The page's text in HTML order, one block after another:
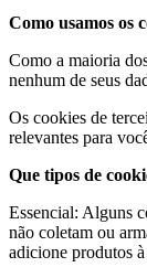
Como usamos os
Como a maioria
nenhum de seus
Os cookies de
relevantes para
Que tipos de
Essencial: Alguns
não coletam ou
adicione produtos